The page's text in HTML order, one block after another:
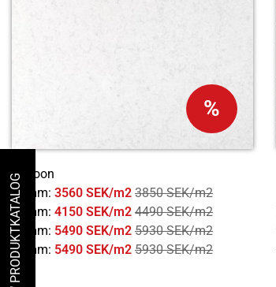
%
Lagoon
12mm: 3560 SEK/m2 3850 SEK/m2
20mm: 4150 SEK/m2 4490 SEK/m2
30mm: 5490 SEK/m2 5930 SEK/m2
40mm: 5490 SEK/m2 5930 SEK/m2
PRODUKTKATALOG